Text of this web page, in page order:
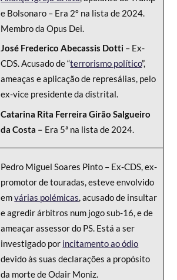
e Bolsonaro – Era 2º na lista de 2024.
Membro da Opus Dei.
José Frederico Abecassis Dotti – Ex-
CDS. Acusado de “terrorismo político”,
ameaças e aplicação de represálias, pelo
ex-vice presidente da distrital.
Catarina Rita Ferreira Girão Salgueiro
da Costa – Era 5ª na lista de 2024.
Pedro Miguel Soares Pinto – Ex-CDS, ex-
promotor de touradas, esteve envolvido
emvárias polémicas, acusado de insultar
e agredir árbitros num jogo sub-16, e de
ameaçar assessor do PS. Está a ser
investigado por incitamento ao ódio
devido às suas declarações a propósito
da morte de Odair Moniz.